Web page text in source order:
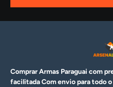
Comprar Armas Paraguai com
facilitada Com envio para todo